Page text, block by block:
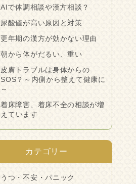
AIで体調相談や漢方相談？
尿酸値が高い原因と対策
更年期の漢方が効かない理由
朝から体がだるい、重い
皮膚トラブルは身体からの
SOS？～内側から整えて健康に
～
着床障害、着床不全の相談が増
えています
カテゴリー
うつ・不安・パニック